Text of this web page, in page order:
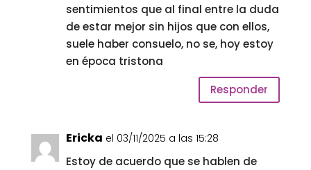
sentimientos que al final entre la duda
de estar mejor sin hijos que con ellos,
suele haber consuelo, no se, hoy estoy
en época tristona
Responder
Ericka el 03/11/2025 a las 15:28
Estoy de acuerdo que se hablen de